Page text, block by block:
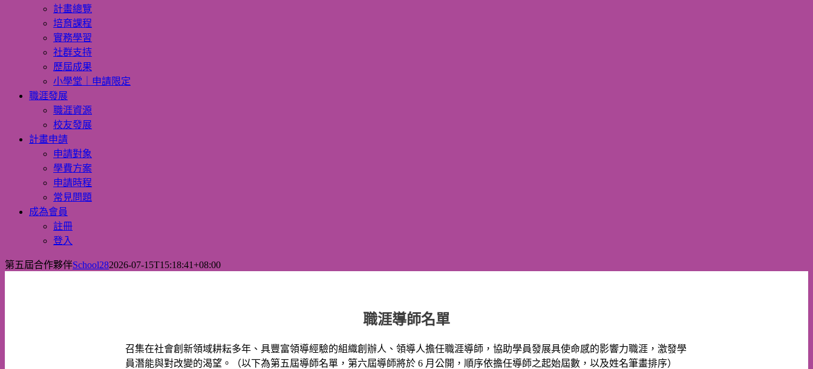
計畫總覽
培育課程
實務學習
社群支持
歷屆成果
小學堂｜申請限定
職涯發展
職涯資源
校友發展
計畫申請
申請對象
學費方案
申請時程
常見問題
成為會員
註冊
登入
第五屆合作夥伴School282026-07-15T15:18:41+08:00
職涯導師名單
召集在社會創新領域耕耘多年、具豐富領導經驗的組織創辦人、領導人擔任職涯導師 ，協助學員發展具使命感的影響力職涯，激發學
員潛能與對改變的渴望。（以下為第五屆導師名單，第六屆導師將於 6 月公開，順序依擔任導師之起始屆數，以及姓名筆畫排序）